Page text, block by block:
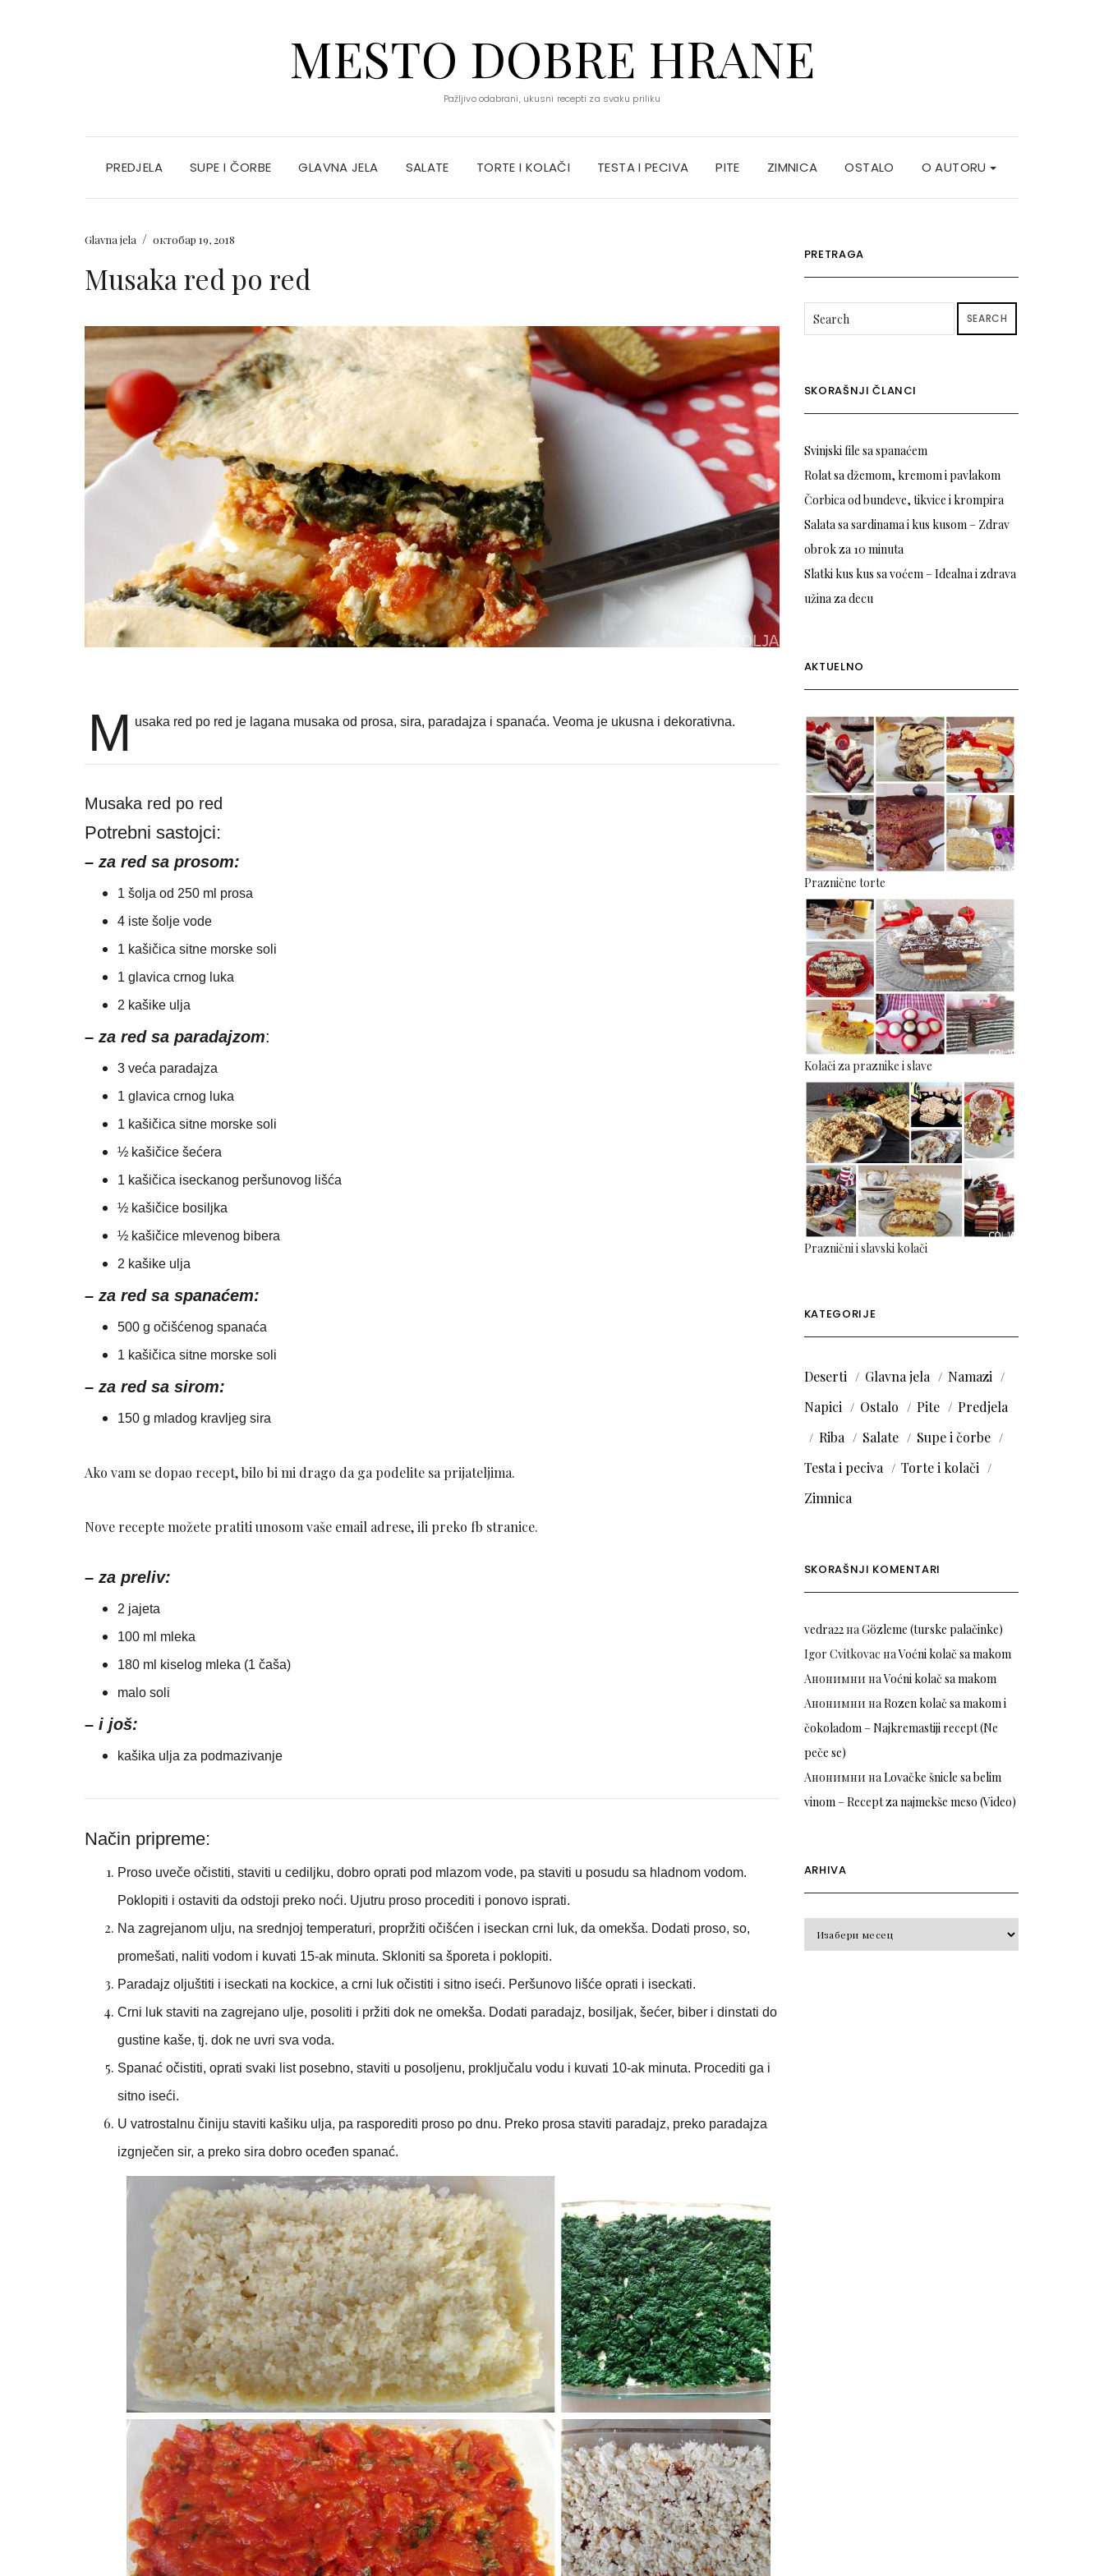
MESTO DOBRE HRANE
Pažljivo odabrani, ukusni recepti za svaku priliku
PREDJELA SUPE I ČORBE GLAVNA JELA SALATE TORTE I KOLAČI TESTA I PECIVA PITE ZIMNICA OSTALO O AUTORU
Glavna jela / октобар 19, 2018
Musaka red po red
M usaka red po red je lagana musaka od prosa, sira, paradajza i spanaća. Veoma je ukusna i dekorativna.
Musaka red po red
Potrebni sastojci:
–za red sa prosom:
1 šolja od 250 ml prosa
4 iste šolje vode
1 kašičica sitne morske soli
1 glavica crnog luka
2 kašike ulja
–za red sa paradajzom:
3 veća paradajza
1 glavica crnog luka
1 kašičica sitne morske soli
½ kašičice šećera
1 kašičica iseckanog peršunovog lišća
½ kašičice bosiljka
½ kašičice mlevenog bibera
2 kašike ulja
–za red sa spanaćem:
500 g očišćenog spanaća
1 kašičica sitne morske soli
– za red sa sirom:
150 g mladog kravljeg sira
Ako vam se dopao recept, bilo bi mi drago da ga podelite sa prijateljima.
Nove recepte možete pratiti unosom vaše email adrese, ili preko fb stranice.
– za preliv:
2 jajeta
100 ml mleka
180 ml kiselog mleka (1 čaša)
malo soli
– i još:
kašika ulja za podmazivanje
Način pripreme:
Proso uveče očistiti, staviti u cediljku, dobro oprati pod mlazom vode, pa staviti u posudu sa hladnom vodom.
Poklopiti i ostaviti da odstoji preko noći. Ujutru proso procediti i ponovo isprati.
Na zagrejanom ulju, na srednjoj temperaturi, propržiti očišćen i iseckan crni luk, da omekša. Dodati proso, so,
promešati, naliti vodom i kuvati 15-ak minuta. Skloniti sa šporeta i poklopiti.
Paradajz oljuštiti i iseckati na kockice, a crni luk očistiti i sitno iseći. Peršunovo lišće oprati i iseckati.
Crni luk staviti na zagrejano ulje, posoliti i pržiti dok ne omekša. Dodati paradajz, bosiljak, šećer, biber i dinstati do
gustine kaše, tj. dok ne uvri sva voda.
Spanać očistiti, oprati svaki list posebno, staviti u posoljenu, proključalu vodu i kuvati 10-ak minuta. Procediti ga i
sitno iseći.
U vatrostalnu činiju staviti kašiku ulja, pa rasporediti proso po dnu. Preko prosa staviti paradajz, preko paradajza
izgnječen sir, a preko sira dobro oceđen spanać.
PRETRAGA
SEARCH
SKORAŠNJI ČLANCI
Svinjski file sa spanaćem
Rolat sa džemom, kremom i pavlakom
Čorbica od bundeve, tikvice i krompira
Salata sa sardinama i kus kusom – Zdrav
obrok za 10 minuta
Slatki kus kus sa voćem – Idealna i zdrava
užina za decu
AKTUELNO
Praznične torte
Kolači za praznike i slave
Praznični i slavski kolači
KATEGORIJE
Deserti Glavna jela
Namazi
Napici
Ostalo Pite
Predjela
Riba
Salate
Supe i čorbe
Testa i peciva
Torte i kolači
Zimnica
SKORAŠNJI KOMENTARI
vedra22наGözleme (turske palačinke)
Igor Cvitkovac наVoćni kolač sa makom
Анонимни наVoćni kolač sa makom
Анонимни наRozen kolač sa makom i
čokoladom – Najkremastiji recept (Ne
peče se)
Анонимни наLovačke šnicle sa belim
vinom – Recept za najmekše meso (Video)
ARHIVA